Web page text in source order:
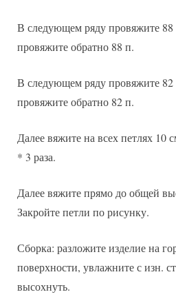
В следующем ряду провяжите 88
провяжите обратно 88 п.
В следующем ряду провяжите 82
провяжите обратно 82 п.
Далее вяжите на всех петлях
* 3 раза.
Далее вяжите прямо до общей
Закройте петли по рисунку.
Сборка: разложите изделие на
поверхности, увлажните с изн.
высохнуть.